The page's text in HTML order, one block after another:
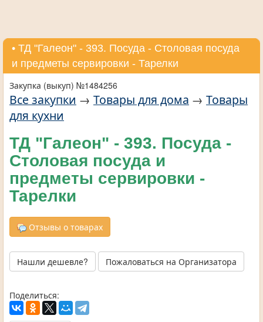
• ТД "Галеон" - 393. Посуда - Столовая посуда
и предметы сервировки - Тарелки
Закупка (выкуп) №1484256
Все закупки → Товары для дома → Товары
для кухни
ТД "Галеон" - 393. Посуда -
Столовая посуда и
предметы сервировки -
Тарелки
Отзывы о товарах
Нашли дешевле? Пожаловаться на Организатора
Поделиться: